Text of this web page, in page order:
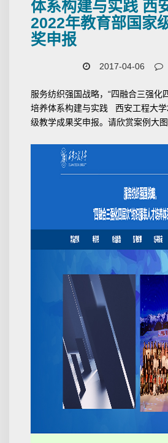
体系构建与实践 西
2022年教育部国家
奖申报
2017-04-06
服务纺织强国战略，“四融合三强化
培养体系构建与实践 西安工程大
级教学成果奖申报。请欣赏案例大图